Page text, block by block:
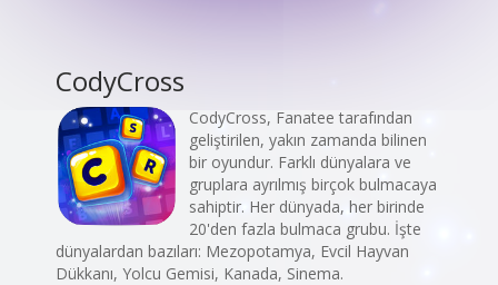
CodyCross
CodyCross, Fanatee tarafından
geliştirilen, yakın zamanda bilinen
bir oyundur. Farklı dünyalara ve
gruplara ayrılmış birçok bulmacaya
sahiptir. Her dünyada, her birinde
20'den fazla bulmaca grubu. İşte
dünyalardan bazıları: Mezopotamya, Evcil Hayvan
Dükkanı, Yolcu Gemisi, Kanada, Sinema.